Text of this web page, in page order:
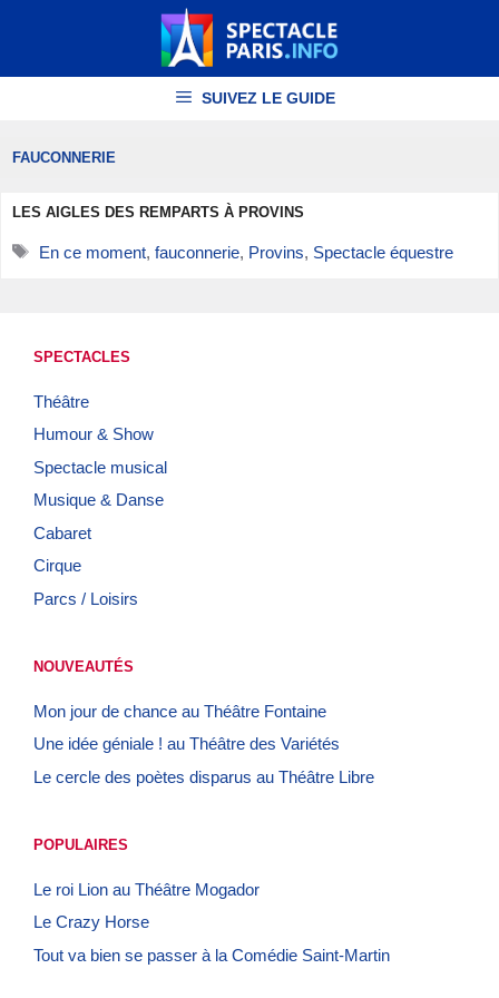
SUIVEZ LE GUIDE
FAUCONNERIE
LES AIGLES DES REMPARTS À PROVINS
Étiquettes
En ce moment, fauconnerie, Provins, Spectacle équestre
SPECTACLES
Théâtre
Humour & Show
Spectacle musical
Musique & Danse
Cabaret
Cirque
Parcs / Loisirs
NOUVEAUTÉS
Mon jour de chance au Théâtre Fontaine
Une idée géniale ! au Théâtre des Variétés
Le cercle des poètes disparus au Théâtre Libre
POPULAIRES
Le roi Lion au Théâtre Mogador
Le Crazy Horse
Tout va bien se passer à la Comédie Saint-Martin